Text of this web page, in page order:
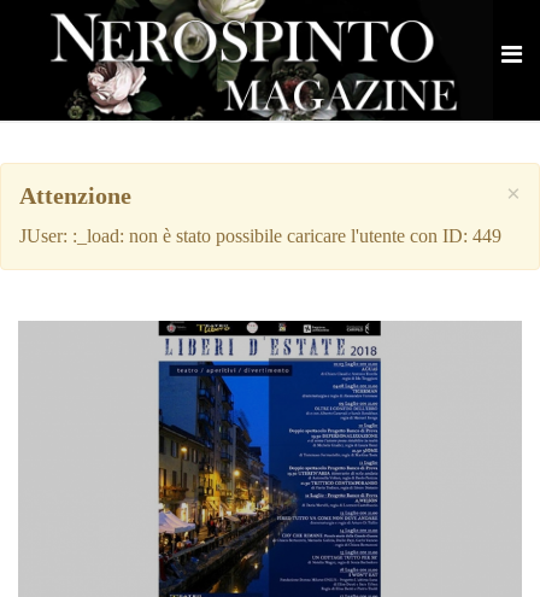
×
Attenzione
JUser: :_load: non è stato possibile caricare l'utente con ID: 449